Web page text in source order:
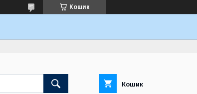
Кошик
Кошик